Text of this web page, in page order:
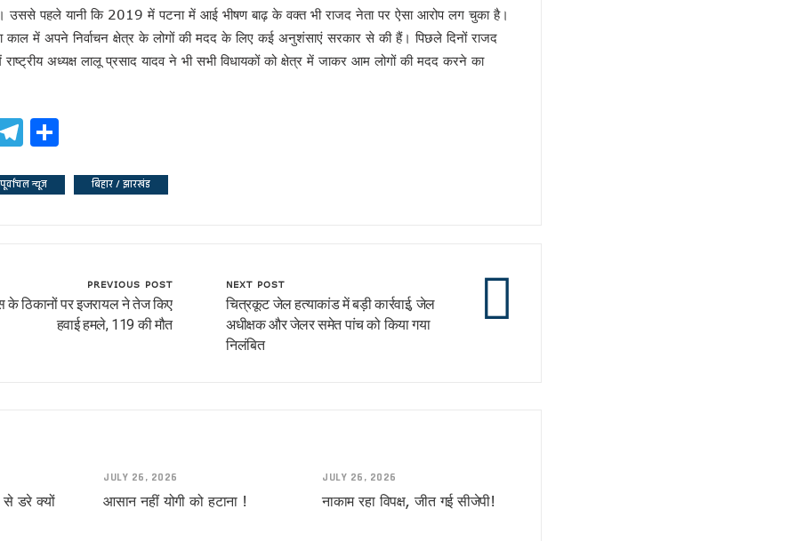
उससे पहले यानी कि 2019 में पटना में आई भीषण बाढ़ के वक्‍त भी राजद नेता पर ऐसा आरोप लग चुका है।
काल में अपने निर्वाचन क्षेत्र के लोगों की मदद के लिए कई अनुशंसाएं सरकार से की हैं। पिछले दिनों राजद
अध्‍यक्ष लालू प्रसाद यादव ने भी सभी विधायकों को क्षेत्र में जाकर आम लोगों की मदद करने का
Telegram
पूर्वांचल न्यूज बिहार / झारखंड
PREVIOUS POST
के ठिकानों पर इजरायल ने तेज किए
हवाई हमले, 119 की मौत
NEXT POST
चित्रकूट जेल हत्याकांड में बड़ी कार्रवाई, जेल
अधीक्षक और जेलर समेत पांच को किया गया
निलंबित
डरे क्यों
JULY 26, 2026
आसान नहीं योगी को हटाना !
JULY 26, 2026
नाकाम रहा विपक्ष, जीत गई सीजेपी!